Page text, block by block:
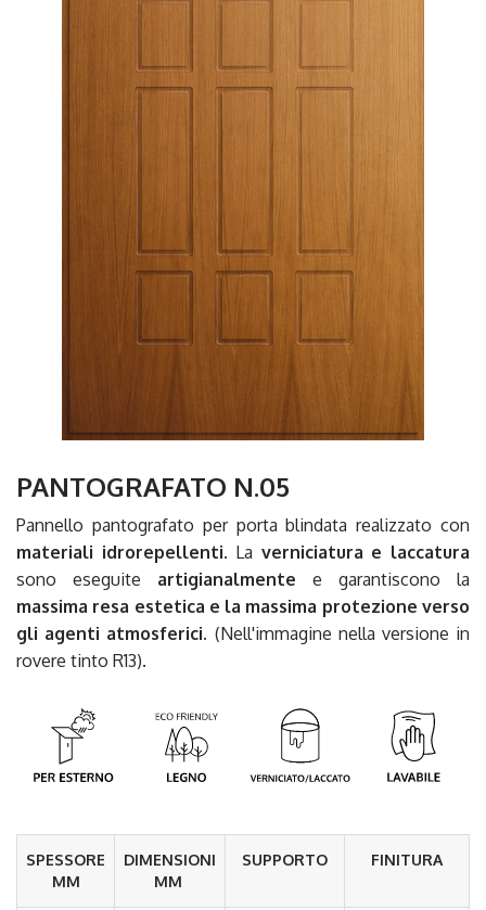
PANTOGRAFATO N.05
Pannello pantografato per porta blindata realizzato con
materiali idrorepellenti. La verniciatura e laccatura
sono eseguite artigianalmente e garantiscono la
massima resa estetica e la massima protezione verso
gli agenti atmosferici. (Nell'immagine nella versione in
rovere tinto R13).
SPESSORE
MM
DIMENSIONI
MM
SUPPORTO FINITURA